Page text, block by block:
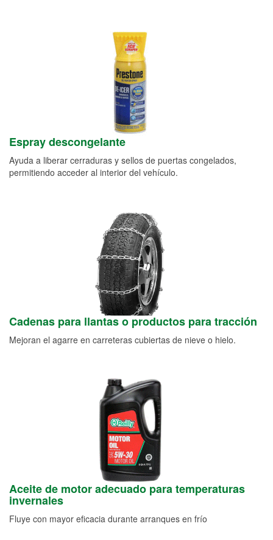
Espray descongelante
Ayuda a liberar cerraduras y sellos de puertas congelados,
permitiendo acceder al interior del vehículo.
Cadenas para llantas o productos para tracción
Mejoran el agarre en carreteras cubiertas de nieve o hielo.
Aceite de motor adecuado para temperaturas
invernales
Fluye con mayor eficacia durante arranques en frío